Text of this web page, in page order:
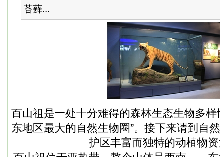
苔藓...
百山祖是一处十分难得的森林生态生物多样
东地区最大的自然生物圈”。接下来请到自
护区丰富而独特的动植物